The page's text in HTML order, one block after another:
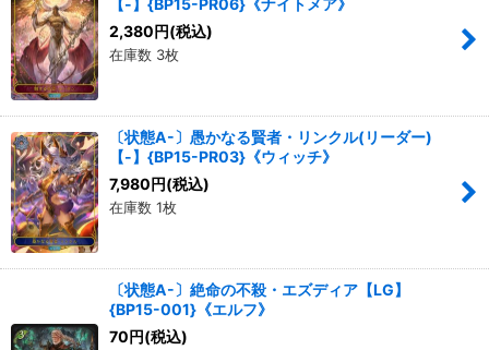
【-】{BP15-PR06}《ナイトメア》
2,380円(税込)
在庫数 3枚
〔状態A-〕愚かなる賢者・リンクル(リーダー)
【-】{BP15-PR03}《ウィッチ》
7,980円(税込)
在庫数 1枚
〔状態A-〕絶命の不殺・エズディア【LG】
{BP15-001}《エルフ》
70円(税込)